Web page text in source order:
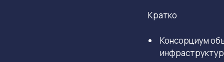
Кратко
Консорциум